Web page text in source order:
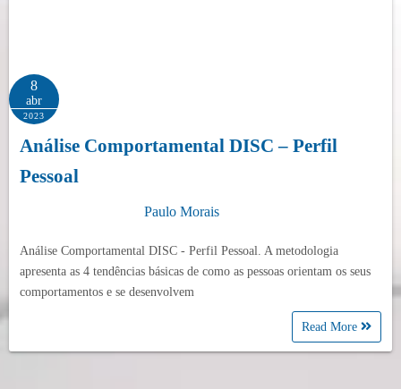
8
abr
2023
Análise Comportamental DISC – Perfil
Pessoal
Paulo Morais
Análise Comportamental DISC - Perfil Pessoal. A metodologia
apresenta as 4 tendências básicas de como as pessoas orientam os seus
comportamentos e se desenvolvem
Read More